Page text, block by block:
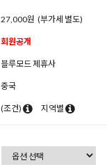
27,000원 (부가세 별도)
회원공개
블루모드 제휴사
중국
(조건) 지역별